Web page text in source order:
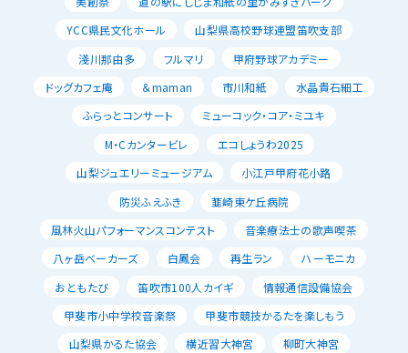
YCC県民文化ホール
山梨県高校野球連盟笛吹支部
淺川那由多
フルマリ
甲府野球アカデミー
ドッグカフェ庵
＆maman 市川和紙
水晶貴石細工
ふらっとコンサート
ミューコック・コア・ミユキ
M・Cカンタービレ
エコしょうわ2025
山梨ジュエリーミュージアム
小江戸甲府花小路
防災ふえふき
韮崎東ケ丘病院
風林火山パフォーマンスコンテスト
音楽療法士の歌声喫茶
八ヶ岳ベーカーズ
白鳳会 再生ラン
ハーモニカ
おともたび
笛吹市100人カイギ
情報通信設備協会
甲斐市小中学校音楽祭
甲斐市競技かるたを楽しもう
山梨県かるた協会
横近習大神宮
柳町大神宮